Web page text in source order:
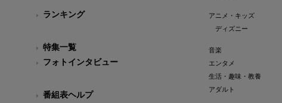
ランキング
特集一覧
フォトインタビュー
番組表ヘルプ
アニメ・キッズ
ディズニー
音楽
エンタメ
生活・趣味・教養
アダルト